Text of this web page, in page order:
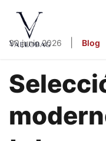
Vaelobag
30 junio 2026 Blog